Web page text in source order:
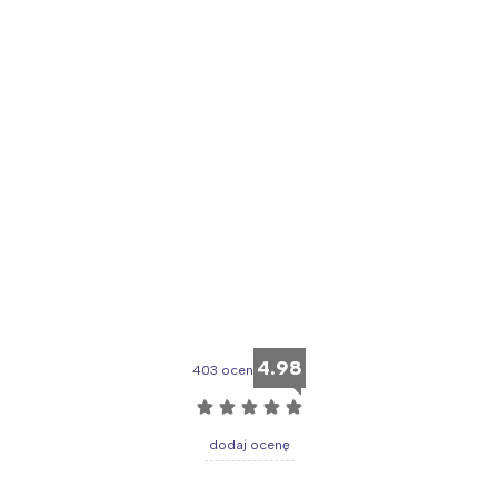
403 ocen 4.98
☆ ☆ ☆ ☆ ☆
dodaj ocenę